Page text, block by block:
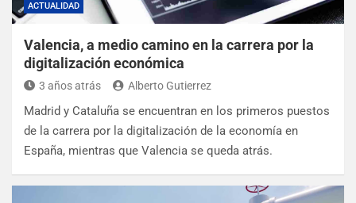
ACTUALIDAD
Valencia, a medio camino en la carrera por la
digitalización económica
3 años atrás Alberto Gutierrez
Madrid y Cataluña se encuentran en los primeros puestos
de la carrera por la digitalización de la economía en
España, mientras que Valencia se queda atrás.